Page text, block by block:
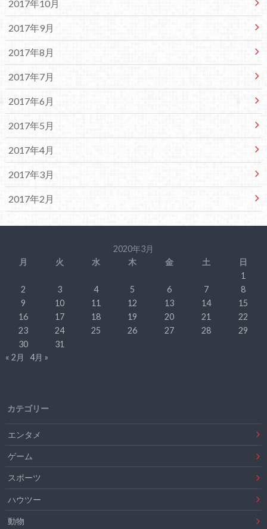
2017年10月
2017年9月
2017年8月
2017年7月
2017年6月
2017年5月
2017年4月
2017年3月
2017年2月
2020年3月
月
火 水 木 金 土
日
1
2
3 4 5 6 7
8
9
10 11 12 13 14
15
16
17 18 19 20 21
22
23
24 25 26 27 28
29
30
31
« 2月
4月 »
カテゴリー
エンタメ
ゲーム
スポーツ
ハウツー
動物